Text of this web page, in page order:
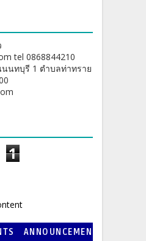
tel 0868844210
นทบุรี 1 ตำบลท่าทราย
1
ANNOUNCEMEN